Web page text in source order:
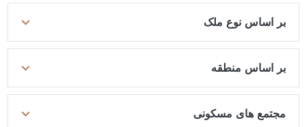
بر اساس نوع ملک
بر اساس منطقه
مجتمع های مسکونی